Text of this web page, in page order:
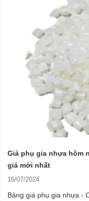
Giá phụ gia nhựa hôm
giá mới nhất
16/07/2024
Bảng giá phụ gia nhựa -